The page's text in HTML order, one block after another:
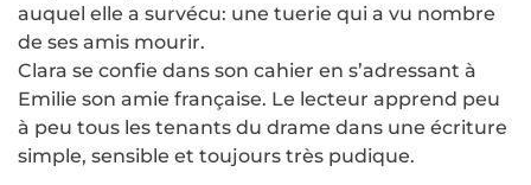
auquel elle a survécu: une tuerie qui a vu nombre
de ses amis mourir.
Clara se confie dans son cahier en s’adressant à
Emilie son amie française. Le lecteur apprend peu
à peu tous les tenants du drame dans une écriture
simple, sensible et toujours très pudique.